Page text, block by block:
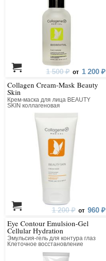
1 500 ₽ от 1 200 ₽
Collagen Cream-Mask Beauty
Skin
Крем-маска для лица BEAUTY
SKIN коллагеновая
1 200 ₽ от 960 ₽
Eye Contour Emulsion-Gel
Cellular Hydration
Эмульсия-гель для контура глаз
Клеточное восстановление